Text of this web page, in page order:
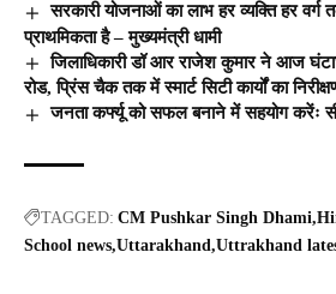
सरकारी योजनाओं का लाभ हर व्यक्ति हर वर्ग
प्राथमिकता है – मुख्यमंत्री धामी
जिलाधिकारी डॉ आर राजेश कुमार ने आज
रोड, प्रिंस चैक तक में स्मार्ट सिटी कार्यों का
जनता कर्फ्यू को सफल बनाने में सहयोग करेंः
TAGGED: CM Pushkar Singh Dhami
School news Uttarakhand Uttrakhand